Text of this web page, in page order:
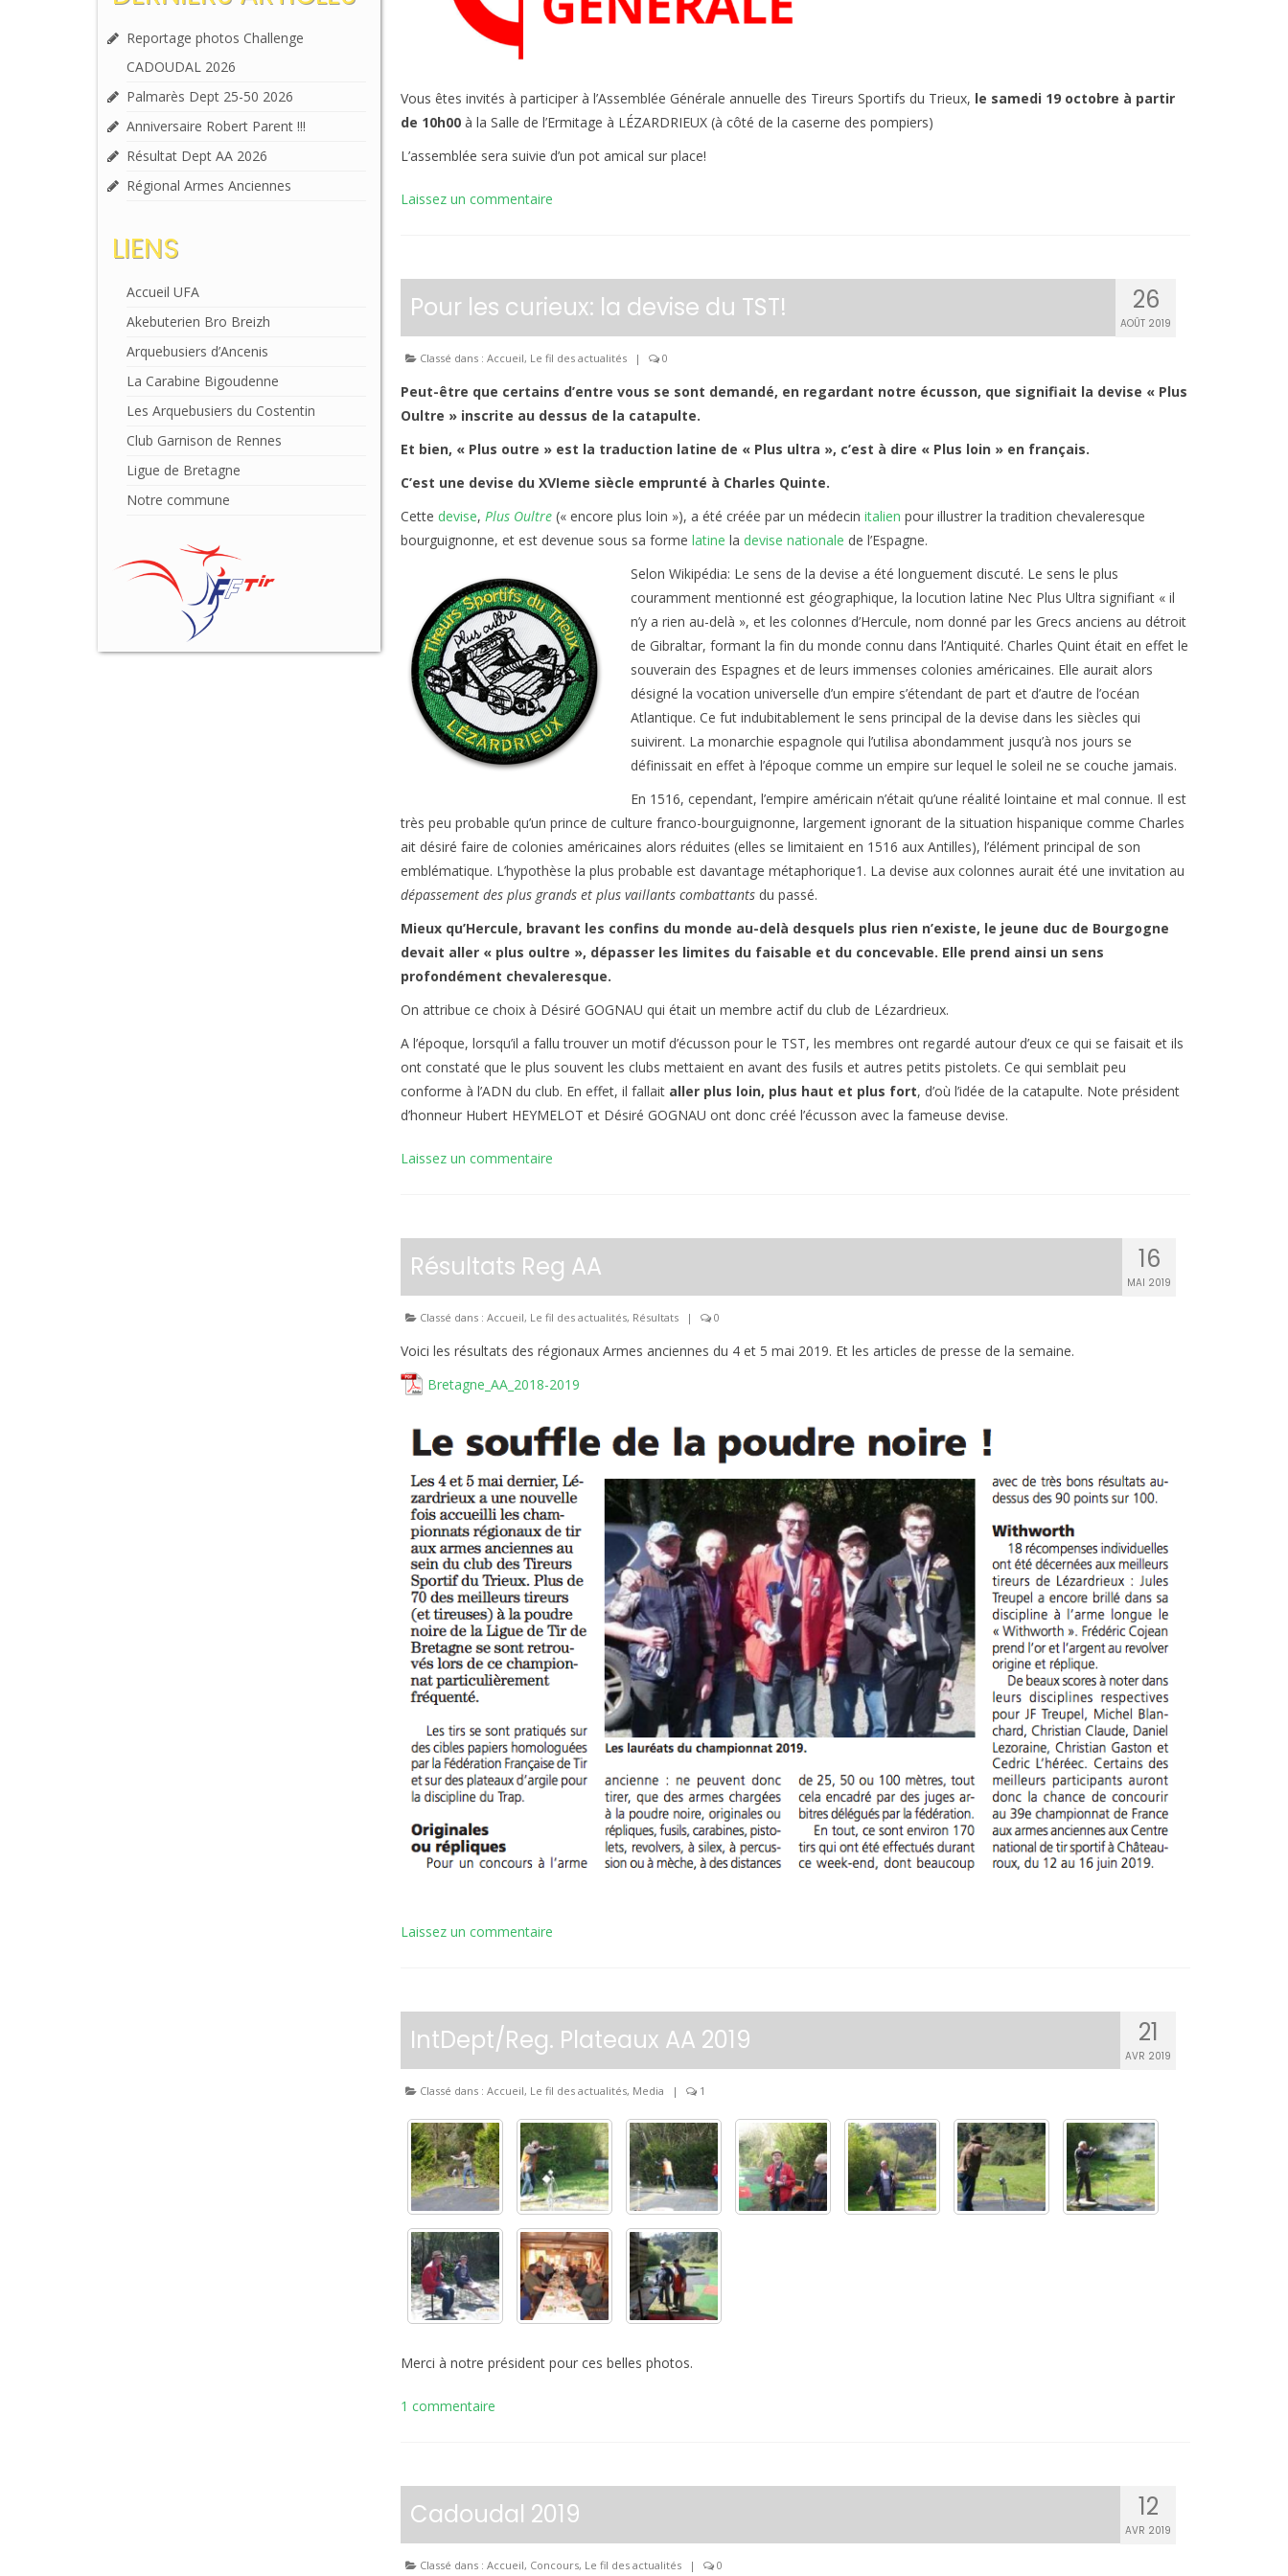
Vous êtes invités à participer à l’Assemblée Générale annuelle des Tireurs Sportifs du Trieux, le samedi 19 octobre à partir
de 10h00à la Salle de l’Ermitage à LÉZARDRIEUX (à côté de la caserne des pompiers)
L’assemblée sera suivie d’un pot amical sur place!
Laissez un commentaire
26
AOÛT 2019
Pour les curieux: la devise du TST!
Classé dans : Accueil, Le fil des actualités | 0
Peut-être que certains d’entre vous se sont demandé, en regardant notre écusson, que signifiait la devise « Plus
Oultre » inscrite au dessus de la catapulte.
Et bien, « Plus outre » est la traduction latine de « Plus ultra », c’est à dire « Plus loin » en français.
C’est une devise du XVIeme siècle emprunté à Charles Quinte.
Cette devise, Plus Oultre(« encore plus loin »), a été créée par un médecin italien pour illustrer la tradition chevaleresque
bourguignonne, et est devenue sous sa forme latine la devise nationale de l’Espagne.
Selon Wikipédia: Le sens de la devise a été longuement discuté. Le sens le plus
couramment mentionné est géographique, la locution latine Nec Plus Ultra signifiant « il
n’y a rien au-delà », et les colonnes d’Hercule, nom donné par les Grecs anciens au détroit
de Gibraltar, formant la fin du monde connu dans l’Antiquité. Charles Quint était en effet le
souverain des Espagnes et de leurs immenses colonies américaines. Elle aurait alors
désigné la vocation universelle d’un empire s’étendant de part et d’autre de l’océan
Atlantique. Ce fut indubitablement le sens principal de la devise dans les siècles qui
suivirent. La monarchie espagnole qui l’utilisa abondamment jusqu’à nos jours se
définissait en effet à l’époque comme un empire sur lequel le soleil ne se couche jamais.
En 1516, cependant, l’empire américain n’était qu’une réalité lointaine et mal connue. Il est
très peu probable qu’un prince de culture franco-bourguignonne, largement ignorant de la situation hispanique comme Charles
ait désiré faire de colonies américaines alors réduites (elles se limitaient en 1516 aux Antilles), l’élément principal de son
emblématique. L’hypothèse la plus probable est davantage métaphorique1. La devise aux colonnes aurait été une invitation au
dépassement des plus grands et plus vaillants combattantsdu passé.
Mieux qu’Hercule, bravant les confins du monde au-delà desquels plus rien n’existe, le jeune duc de Bourgogne
devait aller « plus oultre », dépasser les limites du faisable et du concevable. Elle prend ainsi un sens
profondément chevaleresque.
On attribue ce choix à Désiré GOGNAU qui était un membre actif du club de Lézardrieux.
A l’époque, lorsqu’il a fallu trouver un motif d’écusson pour le TST, les membres ont regardé autour d’eux ce qui se faisait et ils
ont constaté que le plus souvent les clubs mettaient en avant des fusils et autres petits pistolets. Ce qui semblait peu
conforme à l’ADN du club. En effet, il fallaitaller plus loin, plus haut et plus fort, d’où l’idée de la catapulte. Note président
d’honneur Hubert HEYMELOT et Désiré GOGNAU ont donc créé l’écusson avec la fameuse devise.
Laissez un commentaire
16
MAI 2019
Résultats Reg AA
Classé dans : Accueil, Le fil des actualités, Résultats | 0
Voici les résultats des régionaux Armes anciennes du 4 et 5 mai 2019. Et les articles de presse de la semaine.
Bretagne_AA_2018-2019
Laissez un commentaire
21
AVR 2019
IntDept/Reg. Plateaux AA 2019
Classé dans : Accueil, Le fil des actualités, Media | 1
Merci à notre président pour ces belles photos.
1 commentaire
12
AVR 2019
Cadoudal 2019
Classé dans : Accueil, Concours, Le fil des actualités | 0
Reportage photos Challenge
CADOUDAL 2026
Palmarès Dept 25-50 2026
Anniversaire Robert Parent !!!
Résultat Dept AA 2026
Régional Armes Anciennes
LIENS
Accueil UFA
Akebuterien Bro Breizh
Arquebusiers d’Ancenis
La Carabine Bigoudenne
Les Arquebusiers du Costentin
Club Garnison de Rennes
Ligue de Bretagne
Notre commune